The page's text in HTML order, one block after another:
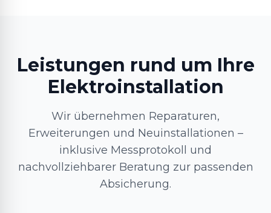
Leistungen rund um Ihre
Elektroinstallation
Wir übernehmen Reparaturen,
Erweiterungen und Neuinstallationen –
inklusive Messprotokoll und
nachvollziehbarer Beratung zur passenden
Absicherung.